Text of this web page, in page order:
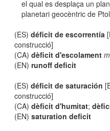
el qual es desplaça un
planetari geocèntric de
(ES)déficit de escorrentía
construcció]
(CA)dèficit d'escolament m
(EN)runoff deficit
(ES)déficit de saturación
construcció]
(CA)dèficit d'humitat;
(EN)saturation deficit